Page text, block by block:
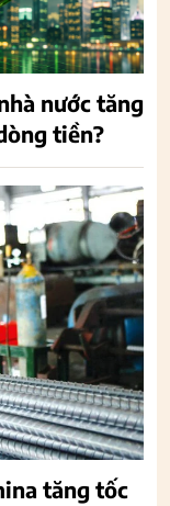
nước tăng
tiền?
tăng tốc